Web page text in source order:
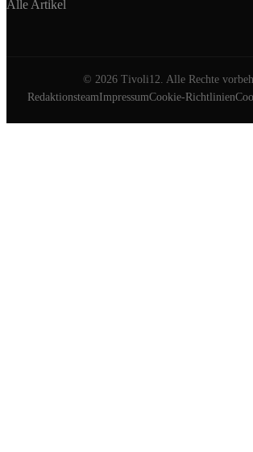
Alle Artikel
© 2026Tivoli12. Alle Rechte
RedaktionsteamImpressumCookie-Richtlinien